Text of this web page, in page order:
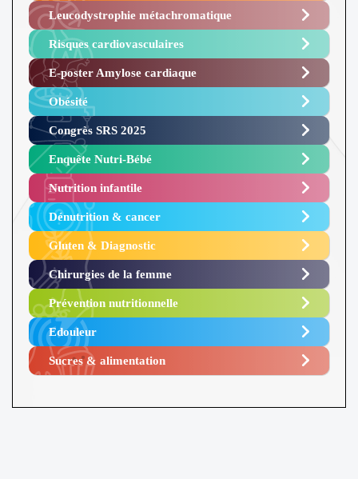
Leucodystrophie métachromatique
Risques cardiovasculaires
E-poster Amylose cardiaque ​
Obésité ​
Congrès SRS 2025 ​
Enquête Nutri-Bébé ​
Nutrition infantile
Dénutrition & cancer
Gluten & Diagnostic
Chirurgies de la femme
Prévention nutritionnelle
Edouleur​
Sucres & alimentation​